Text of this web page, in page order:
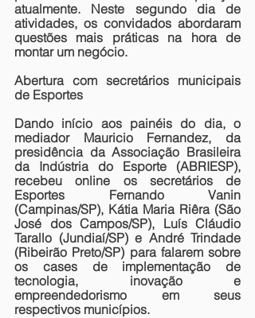
atualmente. Neste segundo dia de
atividades, os convidados abordaram
questões mais práticas na hora de
montar um negócio.
Abertura com secretários municipais
de Esportes
Dando início aos painéis do dia, o
mediador Mauricio Fernandez, da
presidência da Associação Brasileira
da Indústria do Esporte (ABRIESP),
recebeu online os secretários de
Esportes Fernando Vanin
(Campinas/SP), Kátia Maria Riêra (São
José dos Campos/SP), Luís Cláudio
Tarallo (Jundiaí/SP) e André Trindade
(Ribeirão Preto/SP) para falarem sobre
os cases de implementação de
tecnologia, inovação e
empreendedorismo em seus
respectivos municípios.